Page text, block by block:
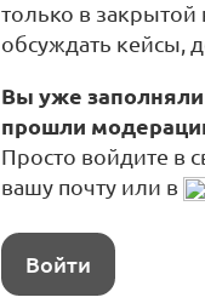
только в
обсуждать кейсы,
Вы уже
прошли
Просто войдите в
вашу почту или в
Войти